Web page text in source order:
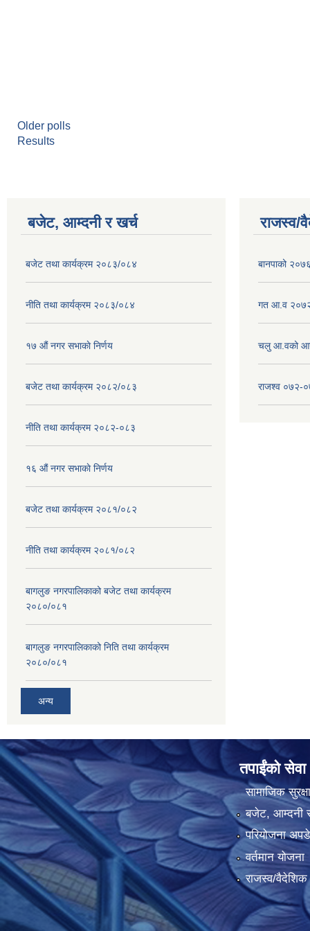
Older polls
Results
बजेट, आम्दनी र खर्च
बजेट तथा कार्यक्रम २०८३/०८४
नीति तथा कार्यक्रम २०८३/०८४
१७ ‌‍औं नगर सभाकाे निर्णय
बजेट तथा कार्यक्रम २०८२/०८३
नीति तथा कार्यक्रम २०८२-०८३
१६ ‌औं नगर सभाकाे निर्णय
बजेट तथा कार्यक्रम २०८१/०८२
नीति तथा कार्यक्रम २०८१/०८२
बागलुङ नगरपालिकाको बजेट तथा कार्यक्रम
२०८०/०८१
बागलुङ नगरपालिकाको निति तथा कार्यक्रम
२०८०/०८१
अन्य
राजस्व/
बानपाको
गत आ.व
चलु आ.वको
राजश्व ०७२-
तपाईंको सेवा
सामाजिक सुरक्षा
बजेट, आम्दनी
परियोजना
वर्तमान योजना
राजस्व/वैदेशिक